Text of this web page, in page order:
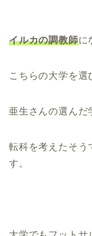
イルカの調教師に
こちらの大学を選
亜生さんの選んだ
転科を考えたそう
す。